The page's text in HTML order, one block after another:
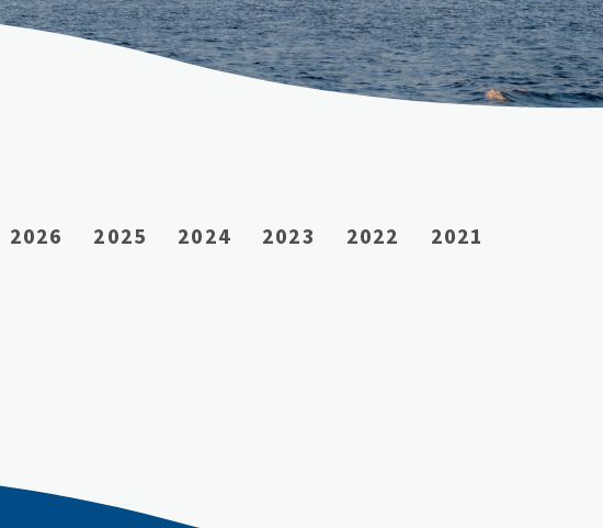
2021
2022
2023
2024
2025
2026